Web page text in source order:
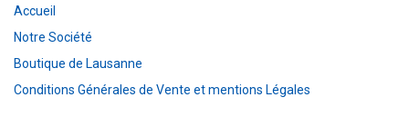
Accueil
Notre Société
Boutique de Lausanne
Conditions Générales de Vente et mentions Légales